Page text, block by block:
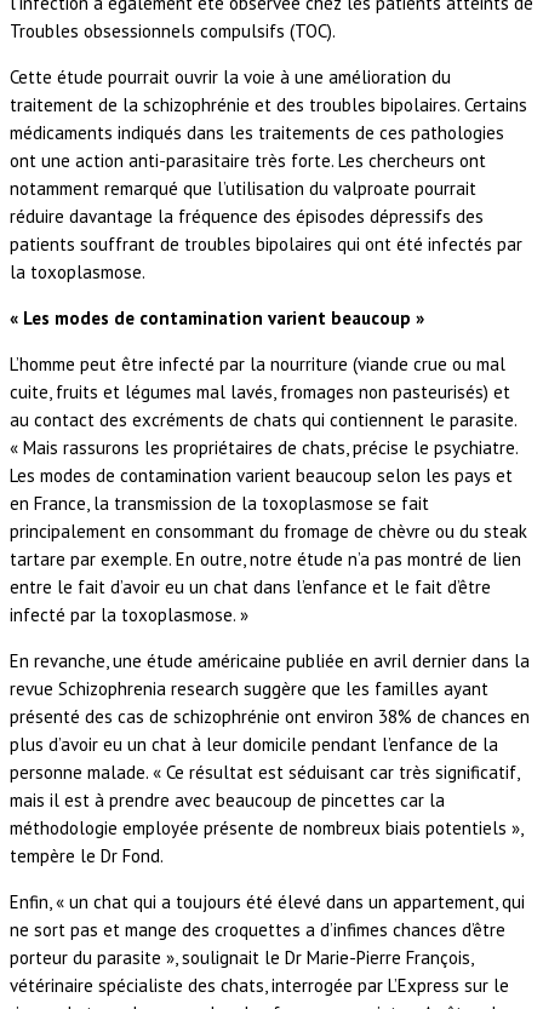
Troubles obsessionnels compulsifs (TOC).
Cette étude pourrait ouvrir la voie à une amélioration du
traitement de la schizophrénie et des troubles bipolaires. Certains
médicaments indiqués dans les traitements de ces pathologies
ont une action anti-parasitaire très forte. Les chercheurs ont
notamment remarqué que l’utilisation du valproate pourrait
réduire davantage la fréquence des épisodes dépressifs des
patients souffrant de troubles bipolaires qui ont été infectés par
la toxoplasmose.
« Les modes de contamination varient beaucoup »
L’homme peut être infecté par la nourriture (viande crue ou mal
cuite, fruits et légumes mal lavés, fromages non pasteurisés) et
au contact des excréments de chats qui contiennent le parasite.
« Mais rassurons les propriétaires de chats, précise le psychiatre.
Les modes de contamination varient beaucoup selon les pays et
en France, la transmission de la toxoplasmose se fait
principalement en consommant du fromage de chèvre ou du steak
tartare par exemple. En outre, notre étude n’a pas montré de lien
entre le fait d’avoir eu un chat dans l’enfance et le fait d’être
infecté par la toxoplasmose. »
En revanche, une étude américaine publiée en avril dernier dans la
revue Schizophrenia research suggère que les familles ayant
présenté des cas de schizophrénie ont environ 38% de chances en
plus d’avoir eu un chat à leur domicile pendant l’enfance de la
personne malade. « Ce résultat est séduisant car très significatif,
mais il est à prendre avec beaucoup de pincettes car la
méthodologie employée présente de nombreux biais potentiels »,
tempère le Dr Fond.
Enfin, « un chat qui a toujours été élevé dans un appartement, qui
ne sort pas et mange des croquettes a d’infimes chances d’être
porteur du parasite », soulignait le Dr Marie-Pierre François,
vétérinaire spécialiste des chats, interrogée par L’Express sur le